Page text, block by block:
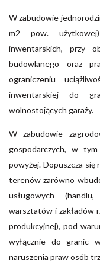
W zabudowie
m2 pow.
inwentarskich, przy
budowlanego oraz
ograniczeniu
inwentarskiej do
wolnostojących garaży.
W zabudowie
gospodarczych, w
powyżej. Dopuszcza się
terenów zarówno
usługowych
warsztatów i zakładów
produkcyjnej), pod
wyłącznie do granic
naruszenia praw osób